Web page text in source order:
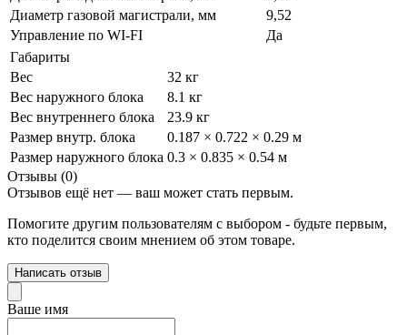
Диаметр газовой магистрали, мм
9,52
Управление по WI-FI
Да
Габариты
Вес
32 кг
Вес наружного блока
8.1 кг
Вес внутреннего блока
23.9 кг
Размер внутр. блока
0.187 × 0.722 × 0.29 м
Размер наружного блока 0.3 × 0.835 × 0.54 м
Отзывы (0)
Отзывов ещё нет — ваш может стать первым.
Помогите другим пользователям с выбором - будьте первым,
кто поделится своим мнением об этом товаре.
Написать отзыв
Ваше имя